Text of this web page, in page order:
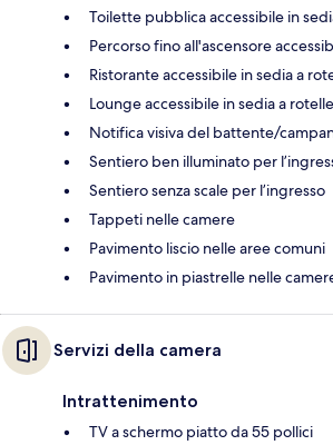
Toilette pubblica accessibile in
Percorso fino all'ascensore
Ristorante accessibile in sedia a
Lounge accessibile in sedia a rotelle
Notifica visiva del battente/
Sentiero ben illuminato per
Sentiero senza scale per l’ingresso
Tappeti nelle camere
Pavimento liscio nelle aree comuni
Pavimento in piastrelle nelle
Servizi della camera
Intrattenimento
TV a schermo piatto da 55 pollici